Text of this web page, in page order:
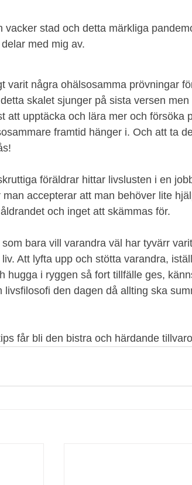
vacker stad och detta märkliga
med mig av.
varit några ohälsosamma prövningar
skalet sjunger på sista versen
att upptäcka och lära mer och försöka
framtid hänger i. Och att ta
föräldrar hittar livslusten i en
accepterar att man behöver lite
och inget att skämmas för.
bara vill varandra väl har tyvärr
Att lyfta upp och stötta varandra,
hugga i ryggen så fort tillfälle ges,
livsfilosofi den dagen då allting ska
får bli den bistra och härdande